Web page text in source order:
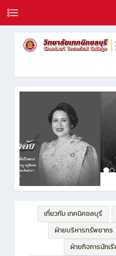
ฝ่ายบริหารทรัพยากร
ฝ่ายกิจการนักเ
ฝ่ายยุทธศาสตร์และแผนงาน